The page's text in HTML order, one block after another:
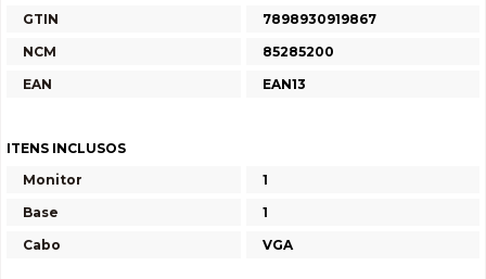
GTIN
7898930919867
NCM
85285200
EAN
EAN13
ITENS INCLUSOS
Monitor
1
Base
1
Cabo
VGA